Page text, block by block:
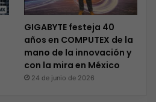
GIGABYTE festeja 40
años en COMPUTEX de la
mano de la innovación y
con la mira en México
24 de junio de 2026